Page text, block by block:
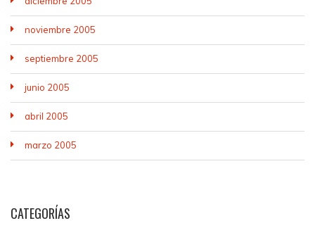
noviembre 2005
septiembre 2005
junio 2005
abril 2005
marzo 2005
CATEGORÍAS